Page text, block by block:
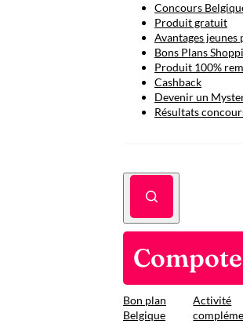
Concours
Produit gratuit
Avantages jeunes
Bons Plans
Produit 100%
Cashback
Devenir un
Résultats
Bon plan
Belgique
Activité